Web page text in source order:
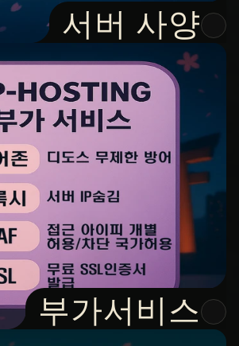
서버 사양
부가서비스